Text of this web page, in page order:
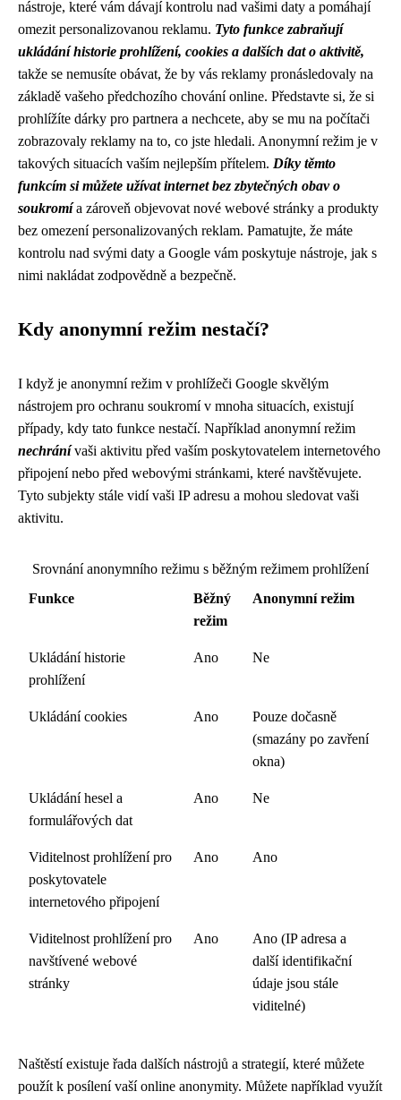
nástroje, které vám dávají kontrolu nad vašimi daty a pomáhají
omezit personalizovanou reklamu. Tyto funkce zabraňují
ukládání historie prohlížení, cookies a dalších dat o aktivitě,
takže se nemusíte obávat, že by vás reklamy pronásledovaly na
základě vašeho předchozího chování online. Představte si, že si
prohlížíte dárky pro partnera a nechcete, aby se mu na počítači
zobrazovaly reklamy na to, co jste hledali. Anonymní režim je v
takových situacích vaším nejlepším přítelem. Díky těmto
funkcím si můžete užívat internet bez zbytečných obav o
soukromía zároveň objevovat nové webové stránky a produkty
bez omezení personalizovaných reklam. Pamatujte, že máte
kontrolu nad svými daty a Google vám poskytuje nástroje, jak s
nimi nakládat zodpovědně a bezpečně.
Kdy anonymní režim nestačí?
I když je anonymní režim v prohlížeči Google skvělým
nástrojem pro ochranu soukromí v mnoha situacích, existují
případy, kdy tato funkce nestačí. Například anonymní režim
nechránívaši aktivitu před vaším poskytovatelem internetového
připojení nebo před webovými stránkami, které navštěvujete.
Tyto subjekty stále vidí vaši IP adresu a mohou sledovat vaši
aktivitu.
Srovnání anonymního režimu s běžným režimem prohlížení
Funkce
Běžný
režim
Anonymní režim
Ukládání historie
prohlížení
Ano Ne
Ukládání cookies Ano
Pouze dočasně
(smazány po zavření
okna)
Ukládání hesel a
formulářových dat
Ano Ne
Viditelnost prohlížení pro
poskytovatele
internetového připojení
Ano Ano
Viditelnost prohlížení pro
navštívené webové
stránky
Ano
Ano (IP adresa a
další identifikační
údaje jsou stále
viditelné)
Naštěstí existuje řada dalších nástrojů a strategií, které můžete
použít k posílení vaší online anonymity. Můžete například využít